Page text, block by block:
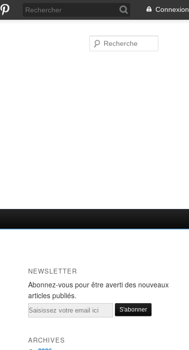
Connexion
NEWSLETTER
Abonnez-vous pour être averti des nouveaux
articles publiés.
Email
ARCHIVES